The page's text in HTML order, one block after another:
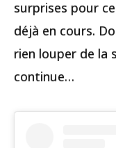
surprises pour
déjà en cours.
rien louper de la
continue…